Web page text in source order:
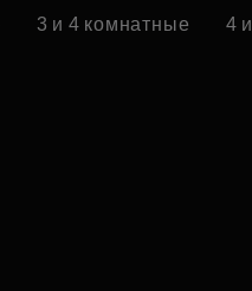
3 и 4 комнатные 4